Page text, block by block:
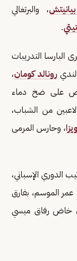
، والبرتغالي
.
التدريبات
رونالد كومان،
على ضخ دماء
من الشباب،
، وحارس المرمى
الدوري الإسباني،
مرور 13 جولة من عمر الموسم، بفارق
خاض رفاق ميسي